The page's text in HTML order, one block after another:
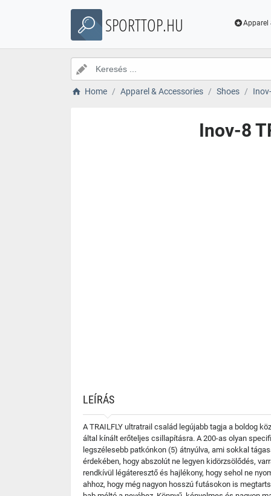
SPORTTOP.HU Apparel
Home Apparel & Accessories Shoes
Inov-8
LEÍRÁS
A TRAILFLY ultratrail család legújabb tagja a boldog
által kínált erőteljes csillapításra. A 200-as olyan
legszélesebb patkónkon (5) átnyúlva, ami sokkal
érdekében, hogy abszolút ne legyen kidörzsölődés,
rendkívül légáteresztő és hajlékony, hogy sehol ne
ahhoz, hogy még nagyon hosszú futásokon is